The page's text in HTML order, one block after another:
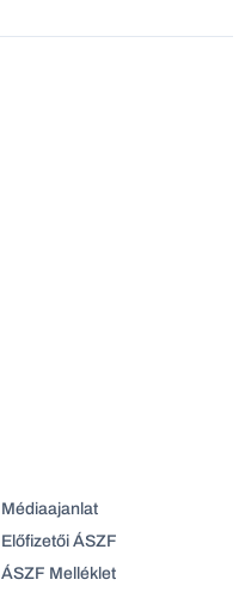
Médiaajanlat
Előfizetői ÁSZF
ÁSZF Melléklet